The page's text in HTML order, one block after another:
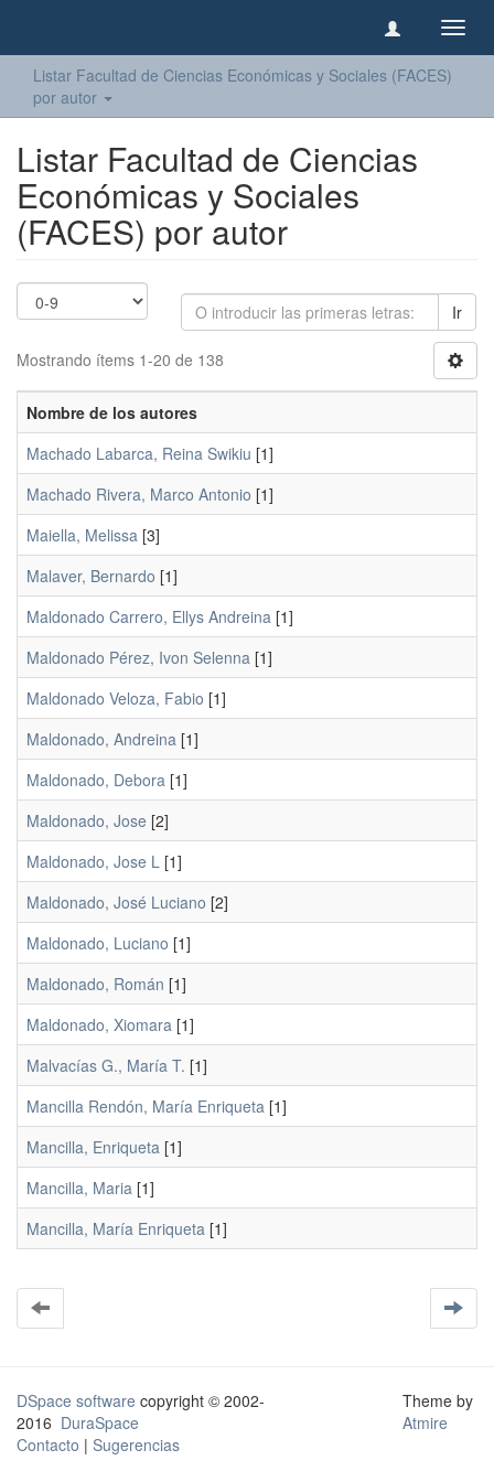
Listar Facultad de Ciencias Económicas y Sociales (FACES)
por autor
Listar Facultad de Ciencias
Económicas y Sociales
(FACES) por autor
Ir
Mostrando ítems 1-20 de 138
Nombre de los autores
Machado Labarca, Reina Swikiu [1]
Machado Rivera, Marco Antonio [1]
Maiella, Melissa [3]
Malaver, Bernardo [1]
Maldonado Carrero, Ellys Andreina [1]
Maldonado Pérez, Ivon Selenna [1]
Maldonado Veloza, Fabio [1]
Maldonado, Andreina [1]
Maldonado, Debora [1]
Maldonado, Jose [2]
Maldonado, Jose L [1]
Maldonado, José Luciano [2]
Maldonado, Luciano [1]
Maldonado, Román [1]
Maldonado, Xiomara [1]
Malvacías G., María T. [1]
Mancilla Rendón, María Enriqueta [1]
Mancilla, Enriqueta [1]
Mancilla, Maria [1]
Mancilla, María Enriqueta [1]
DSpace software copyright © 2002-
2016 DuraSpace
Contacto | Sugerencias
Theme by
Atmire